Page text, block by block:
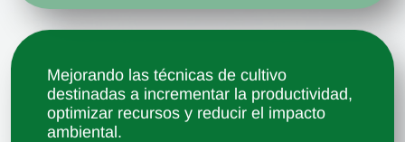
Mejorando las técnicas de cultivo
destinadas a incrementar la productividad,
optimizar recursos y reducir el impacto
ambiental.